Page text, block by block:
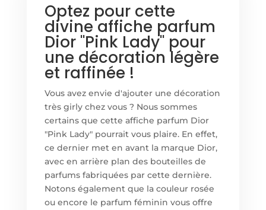
Optez pour cette
divine affiche parfum
Dior "Pink Lady" pour
une décoration légère
et raffinée !
Vous avez envie d'ajouter une décoration
très girly chez vous ? Nous sommes
certains que cette affiche parfum Dior
"Pink Lady" pourrait vous plaire. En effet,
ce dernier met en avant la marque Dior,
avec en arrière plan des bouteilles de
parfums fabriquées par cette dernière.
Notons également que la couleur rosée
ou encore le parfum féminin vous offre